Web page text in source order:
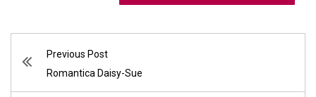
Previous Post
Romantica Daisy-Sue